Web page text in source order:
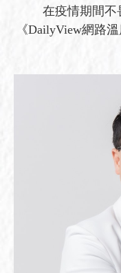
在疫情期間不
《DailyView網路